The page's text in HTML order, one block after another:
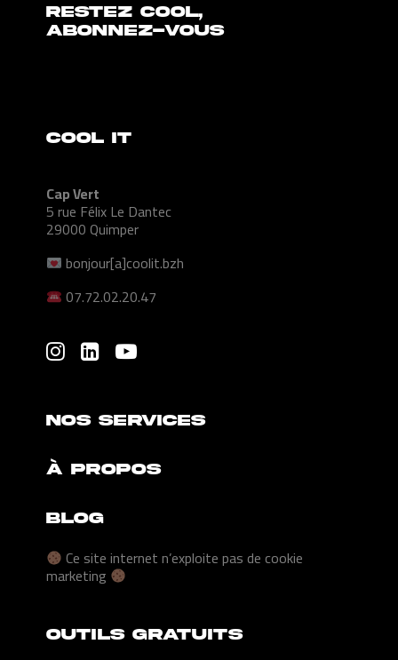
Restez cool,
abonnez-vous
COOL IT
Cap Vert
5 rue Félix Le Dantec
29000 Quimper
bonjour[a]coolit.bzh
07.72.02.20.47
NOS SERVICES
À PROPOS
BLOG
Ce site internet n’exploite pas de cookie
marketing
Outils gratuits